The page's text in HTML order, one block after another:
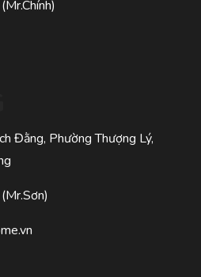
(Mr.Chính)
Đằng, Phường Thượng Lý,
(Mr.Sơn)